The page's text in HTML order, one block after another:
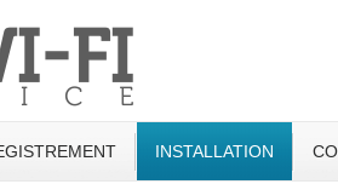
INSTALLATION